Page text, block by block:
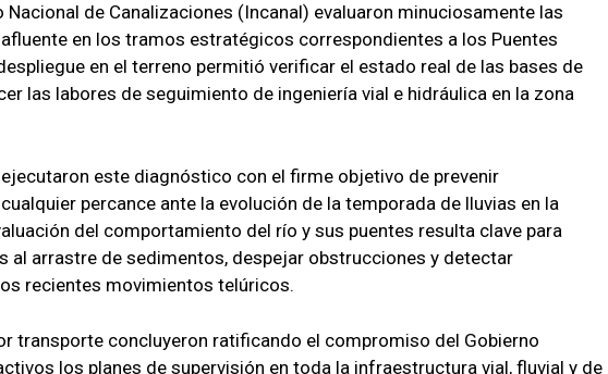
de Canalizaciones (Incanal) evaluaron minuciosamente las
en los tramos estratégicos correspondientes a los Puentes
en el terreno permitió verificar el estado real de las bases de
las labores de seguimiento de ingeniería vial e hidráulica en la zona
este diagnóstico con el firme objetivo de prevenir
percance ante la evolución de la temporada de lluvias en la
del comportamiento del río y sus puentes resulta clave para
al arrastre de sedimentos, despejar obstrucciones y detectar
recientes movimientos telúricos.
transporte concluyeron ratificando el compromiso del Gobierno
los planes de supervisión en toda la infraestructura vial, fluvial y de